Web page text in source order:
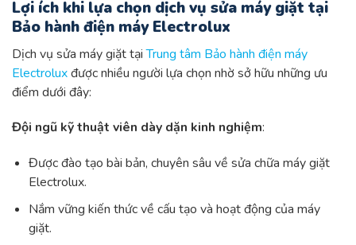
Lợi ích khi lựa chọn dịch vụ sửa máy giặt tại
Bảo hành điện máy Electrolux
Dịch vụ sửa máy giặt tạiTrung tâm Bảo hành điện máy
Electroluxđược nhiều người lựa chọn nhờ sở hữu những ưu
điểm dưới đây:
Đội ngũ kỹ thuật viên dày dặn kinh nghiệm:
Được đào tạo bài bản, chuyên sâu về sửa chữa máy giặt
Electrolux.
Nắm vững kiến thức về cấu tạo và hoạt động của máy
giặt.